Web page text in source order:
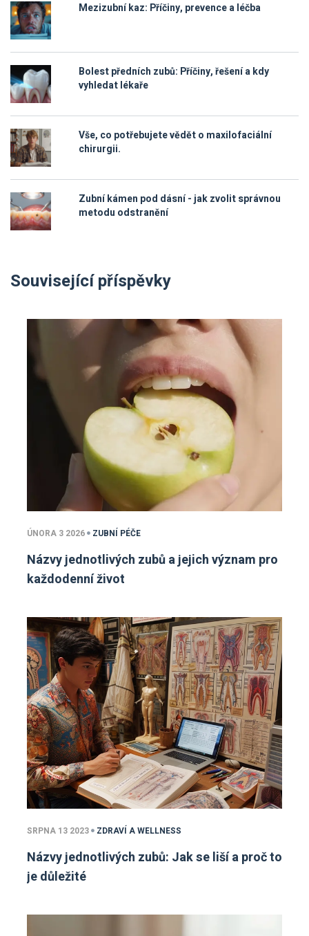
Mezizubní kaz: Příčiny, prevence a léčba
Bolest předních zubů: Příčiny, řešení a kdy
vyhledat lékaře
Vše, co potřebujete vědět o maxilofaciální
chirurgii.
Zubní kámen pod dásní - jak zvolit správnou
metodu odstranění
Související příspěvky
ÚNORA 3 2026 ZUBNÍ PÉČE
Názvy jednotlivých zubů a jejich význam pro
každodenní život
SRPNA 13 2023 ZDRAVÍ A WELLNESS
Názvy jednotlivých zubů: Jak se liší a proč to
je důležité